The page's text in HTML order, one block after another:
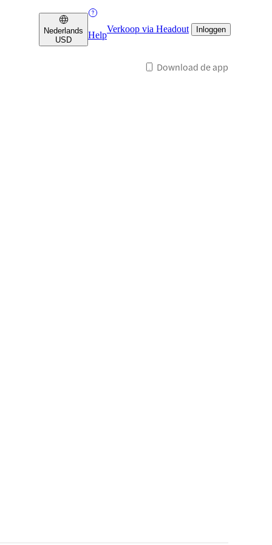
Nederlands
USD
Help
Verkoop via Headout Inloggen
Download de app